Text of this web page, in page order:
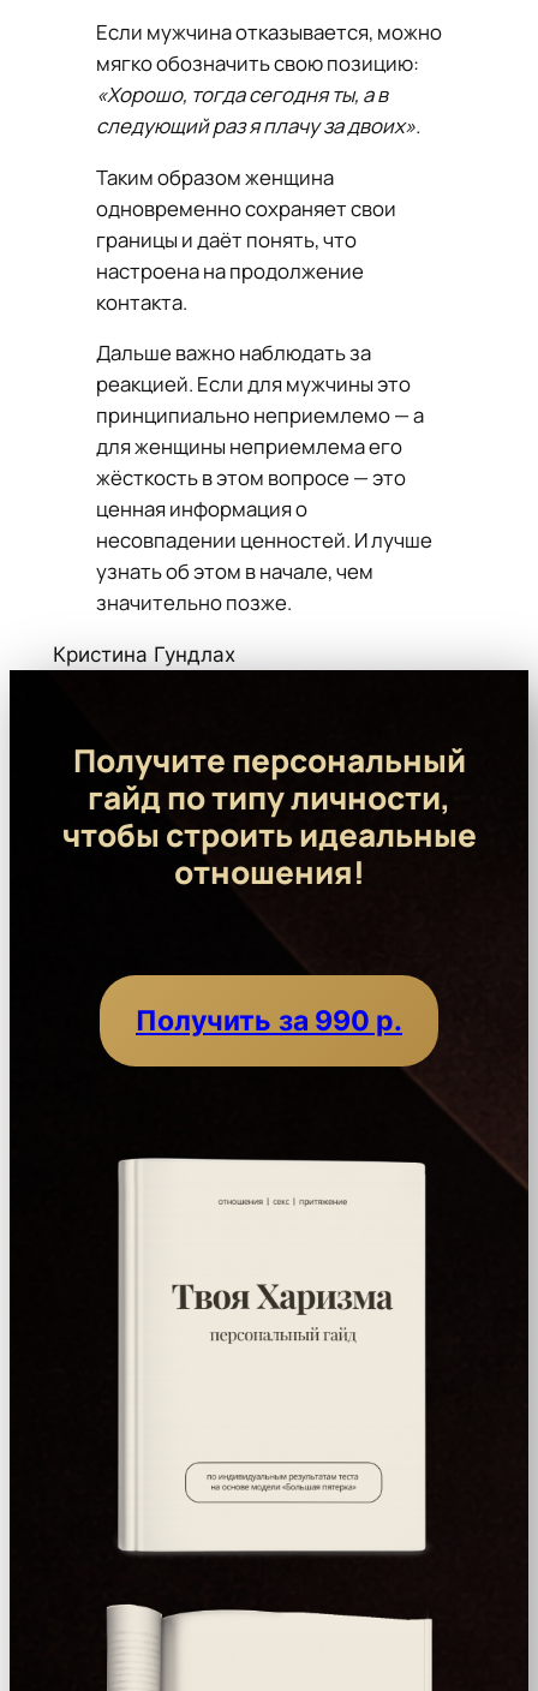
Если мужчина отказывается, можно
мягко обозначить свою позицию:
«Хорошо, тогда сегодня ты, а в
следующий раз я плачу за двоих».
Таким образом женщина
одновременно сохраняет свои
границы и даёт понять, что
настроена на продолжение
контакта.
Дальше важно наблюдать за
реакцией. Если для мужчины это
принципиально неприемлемо — а
для женщины неприемлема его
жёсткость в этом вопросе — это
ценная информация о
несовпадении ценностей. И лучше
узнать об этом в начале, чем
значительно позже.
Кристина Гундлах
Получите персональный
гайд по типу личности,
чтобы строить идеальные
отношения!
Получить за 990 р.